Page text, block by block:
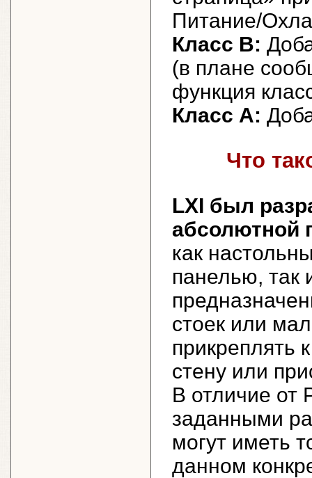
Питание/
Класс B:
(в плане
функция
Класс A:
Что
LXI был
абсолютной
как
панелью, так
стоек или
прикреплять
стену или
В отличие от
заданными
могут иметь
данном